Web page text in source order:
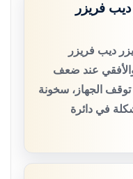
فريزر
ديب فريزر
عند ضعف
توقف الجهاز، سخونة
في دائرة